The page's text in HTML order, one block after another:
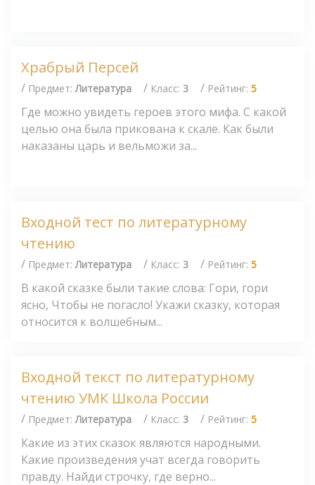
Храбрый Персей
/ Предмет:Литература / Класс: 3 / Рейтинг: 5
Где можно увидеть героев этого мифа. С какой
целью она была прикована к скале. Как были
наказаны царь и вельможи за...
Входной тест по литературному
чтению
/ Предмет:Литература / Класс: 3 / Рейтинг: 5
В какой сказке были такие слова: Гори, гори
ясно, Чтобы не погасло! Укажи сказку, которая
относится к волшебным...
Входной текст по литературному
чтению УМК Школа России
/ Предмет:Литература / Класс: 3 / Рейтинг: 5
Какие из этих сказок являются народными.
Какие произведения учат всегда говорить
правду. Найди строчку, где верно...